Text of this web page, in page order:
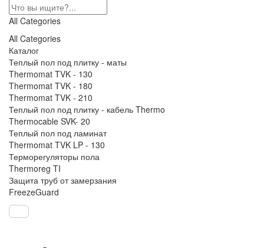
All Categories
All Categories
Каталог
Теплый пол под плитку - маты
Thermomat TVK - 130
Thermomat TVK - 180
Thermomat TVK - 210
Теплый пол под плитку - кабель Thermo
Thermocable SVK- 20
Теплый пол под ламинат
Thermomat TVK LP - 130
Терморегуляторы пола
Thermoreg TI
Защита труб от замерзания
FreezeGuard